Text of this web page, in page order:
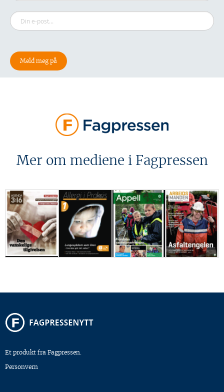
Mer om mediene i Fagpressen
Et produkt fra Fagpressen.
Personvern